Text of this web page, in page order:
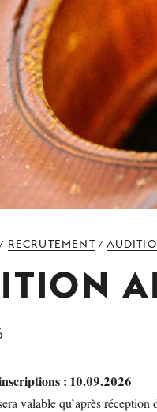
/ RECRUTEMENT/
: 10.09.2026
valable qu’après